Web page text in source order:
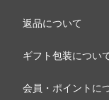
返品について
ギフト包装につい
会員・ポイントに